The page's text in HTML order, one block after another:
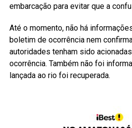
embarcação para evitar que a
Até o momento, não há
boletim de ocorrência nem
autoridades tenham sido
ocorrência. Também não foi
lançada ao rio foi recuperada.